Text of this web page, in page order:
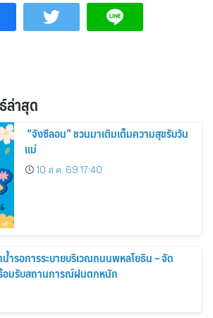
ล่าสุด
“จังซีลอน” ชวนมาเติมเต็มความสุขรับวัน
แม่
10 ส.ค. 69 17:40
ำรอการระบายบริเวณถนนพหลโยธิน – จัด
อมรับสถานการณ์ฝนตกหนัก